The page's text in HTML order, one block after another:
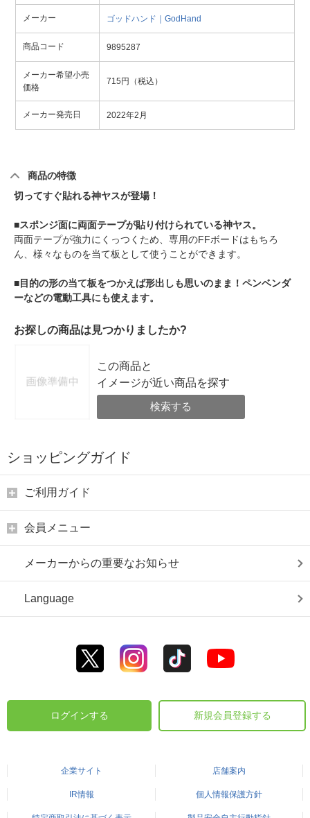
メーカー ゴッドハンド｜GodHand
商品コード 9895287
メーカー希望小売
価格
715円（税込）
メーカー発売日 2022年2月
商品の特徴
切ってすぐ貼れる神ヤスが登場！
■スポンジ面に両面テープが貼り付けられている神ヤス。
両面テープが強力にくっつくため、専用のFFボードはもちろ
ん、様々なものを当て板として使うことができます。
■目的の形の当て板をつかえば形出しも思いのまま！ペンベンダ
ーなどの電動工具にも使えます。
お探しの商品は見つかりましたか?
この商品と
イメージが近い商品を探す
検索する
ショッピングガイド
ご利用ガイド
会員メニュー
メーカーからの重要なお知らせ
Language
ログインする 新規会員登録する
企業サイト 店舗案内
IR情報 個人情報保護方針